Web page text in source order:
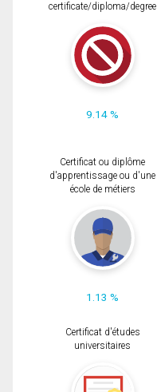
certificate/diploma/degree
9.14 %
Certificat ou diplôme
d'apprentissage ou d'une
école de métiers
1.13 %
Certificat d'études
universitaires